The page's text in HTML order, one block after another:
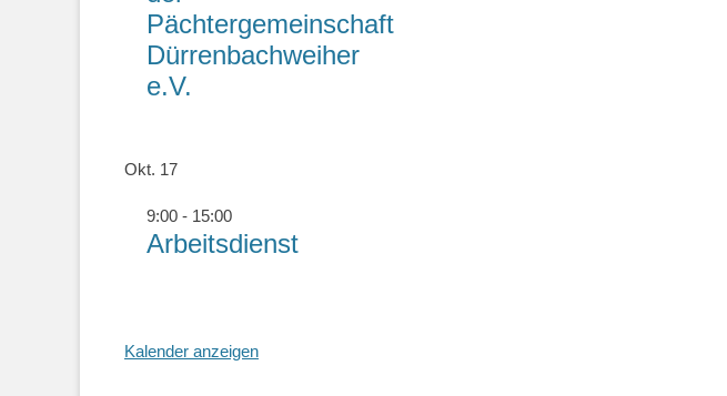
Pächtergemeinschaft
Dürrenbachweiher
e.V.
Okt. 17
9:00 - 15:00
Arbeitsdienst
Kalender anzeigen